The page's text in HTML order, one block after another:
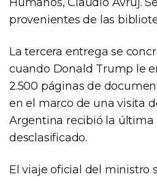
provenientes de las
La tercera entrega se
cuando Donald Trump le
2.500 páginas de
en el marco de una visita
Argentina recibió la última
desclasificado.
El viaje oficial del ministro